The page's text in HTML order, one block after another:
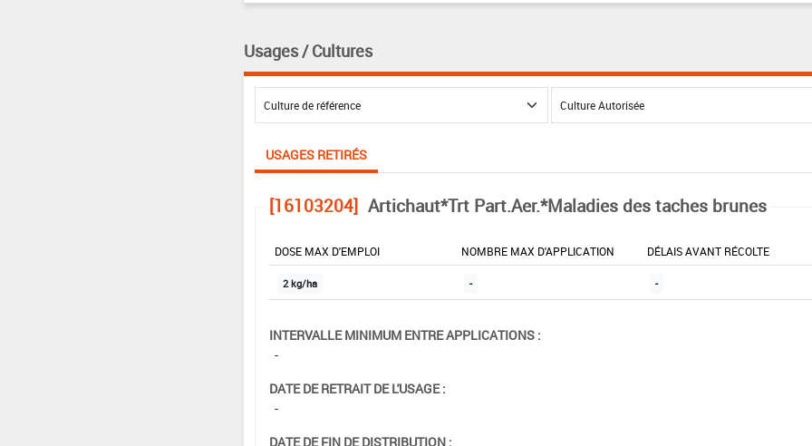
Usages / Cultures
USAGES RETIRÉS
[16103204] Artichaut*Trt Part.Aer.*Maladies des taches brunes
DOSE MAX D'EMPLOI NOMBRE MAX D'APPLICATION DÉLAIS AVANT RÉCOLTE
2 kg/ha - -
INTERVALLE MINIMUM ENTRE APPLICATIONS :
-
DATE DE RETRAIT DE L'USAGE :
-
DATE DE FIN DE DISTRIBUTION :